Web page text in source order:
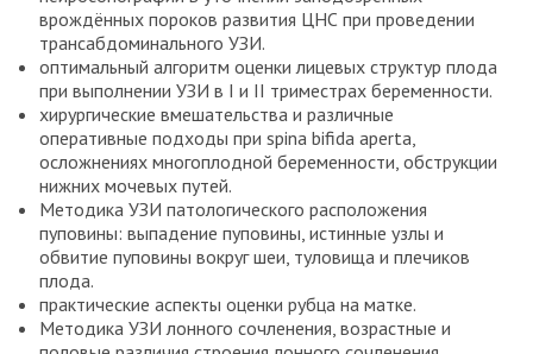
врождённых пороков развития ЦНС при проведении
трансабдоминального УЗИ.
оптимальный алгоритм оценки лицевых структур плода
при выполнении УЗИ в I и II триместрах беременности.
хирургические вмешательства и различные
оперативные подходы при spina bifida aperta,
осложнениях многоплодной беременности, обструкции
нижних мочевых путей.
Методика УЗИ патологического расположения
пуповины: выпадение пуповины, истинные узлы и
обвитие пуповины вокруг шеи, туловища и плечиков
плода.
практические аспекты оценки рубца на матке.
Методика УЗИ лонного сочленения, возрастные и